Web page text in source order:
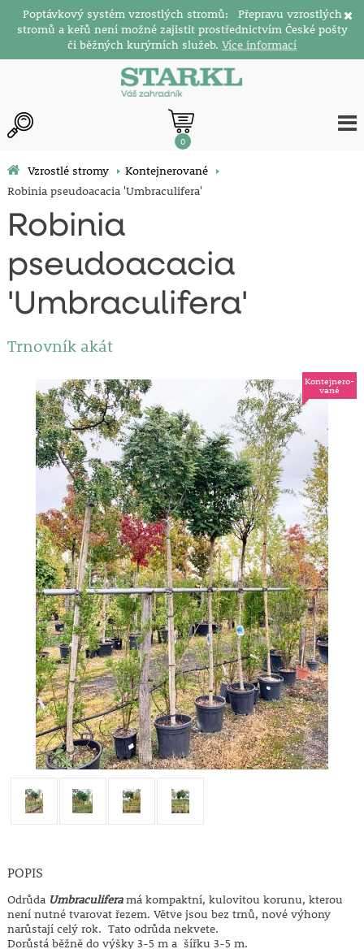
Poptávkový systém vzrostlých stromů: Přepravu vzrostlých
stromů a keřů není možné zajistit prostřednictvím České pošty
či běžných kurýrních služeb. Více informací
0
Vzrostlé stromy
Kontejnerované
Robinia pseudoacacia 'Umbraculifera'
Robinia
pseudoacacia
'Umbraculifera'
Trnovník akát
Kontejnero-
vané
POPIS
Odrůda Umbraculiferamá kompaktní, kulovitou korunu, kterou
není nutné tvarovat řezem. Větve jsou bez trnů, nové výhony
narůstají celý rok. Tato odrůda nekvete.
Dorůstá běžně do výšky 3-5 m a šířku 3-5 m.